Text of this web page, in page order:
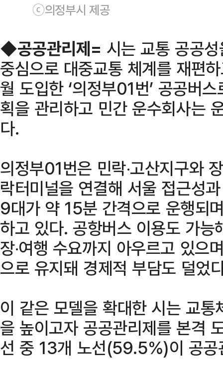
ⓒ의정부시 제공
◆공공관리제= 시는 교통 공공
중심으로 대중교통 체계를 재편
월 도입한 ‘의정부01번’ 공공버
획을 관리하고 민간 운수회사는
다.
의정부01번은 민락‧고산지구와
락터미널을 연결해 서울 접근성
9대가 약 15분 간격으로 운행되
하고 있다. 공항버스 이용도 가
장‧여행 수요까지 아우르고 있으
으로 유지돼 경제적 부담도 덜었
이 같은 모델을 확대한 시는 교
을 높이고자 공공관리제를 본격
선 중 13개 노선(59.5%)이 공공